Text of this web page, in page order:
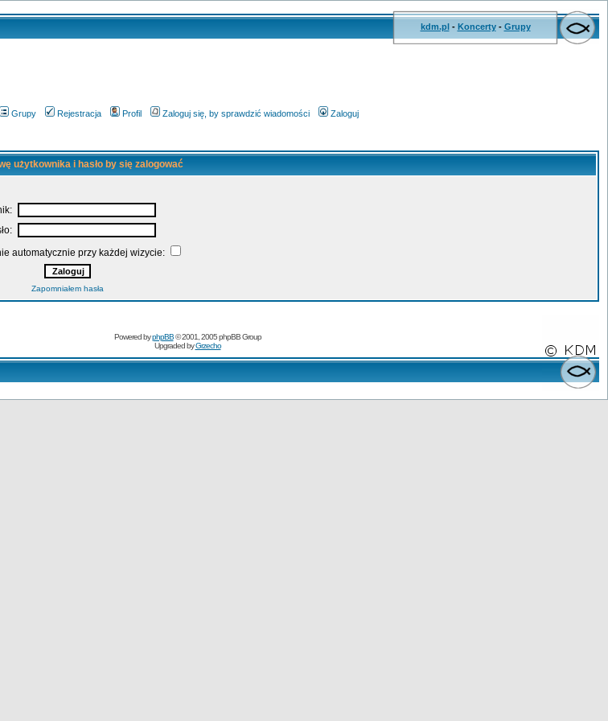
kdm.pl- Koncerty- Grupy
Grupy Rejestracja Profil Zaloguj się, by sprawdzić wiadomości Zaloguj
użytkownika i hasło by się zalogować
automatycznie przy każdej wizycie:
Zapomniałem hasła
Powered byphpBB© 2001, 2005 phpBB Group
Upgraded byGrzecho